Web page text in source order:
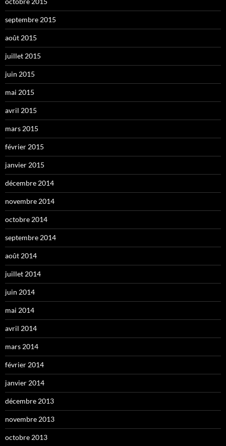
septembre 2015
août 2015
juillet 2015
juin 2015
mai 2015
avril 2015
mars 2015
février 2015
janvier 2015
décembre 2014
novembre 2014
octobre 2014
septembre 2014
août 2014
juillet 2014
juin 2014
mai 2014
avril 2014
mars 2014
février 2014
janvier 2014
décembre 2013
novembre 2013
octobre 2013